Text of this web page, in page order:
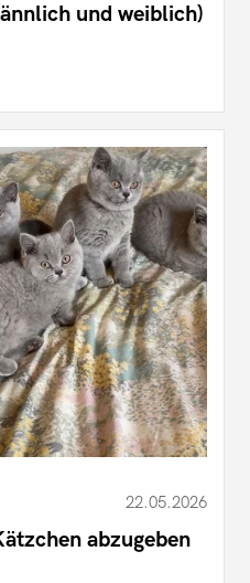
und weiblich)
22.05.2026
abzugeben